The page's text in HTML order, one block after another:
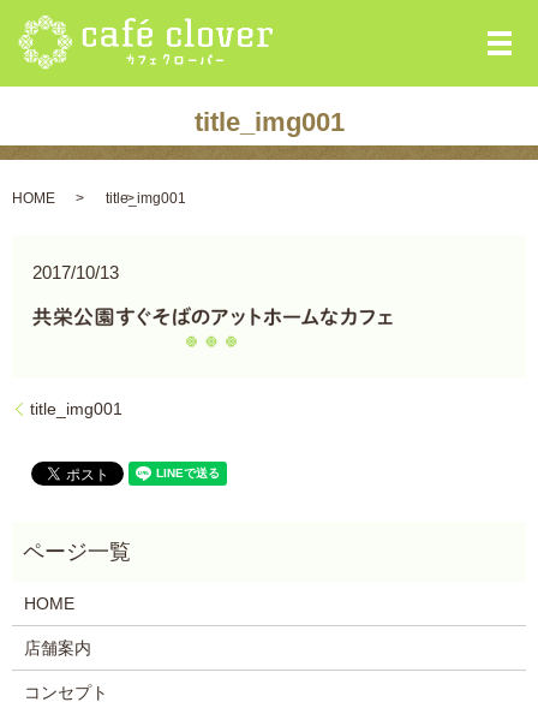
メ
title_img001
HOME title_img001
2017/10/13
title_img001
HOME
店舗案内
コンセプト